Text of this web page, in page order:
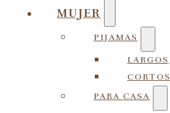
MUJER
PIJAMAS
LARGOS
CORTOS
PARA CASA